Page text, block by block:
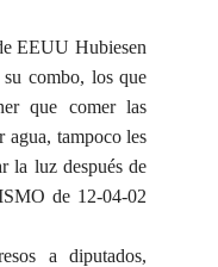
EEUU Hubiesen
combo, los que
que comer las
agua, tampoco les
la luz después de
de 12-04-02
a diputados,